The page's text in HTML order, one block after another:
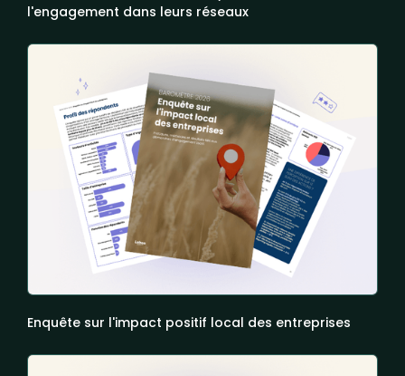
l'engagement dans leurs réseaux
Enquête sur l'impact positif local des entreprises